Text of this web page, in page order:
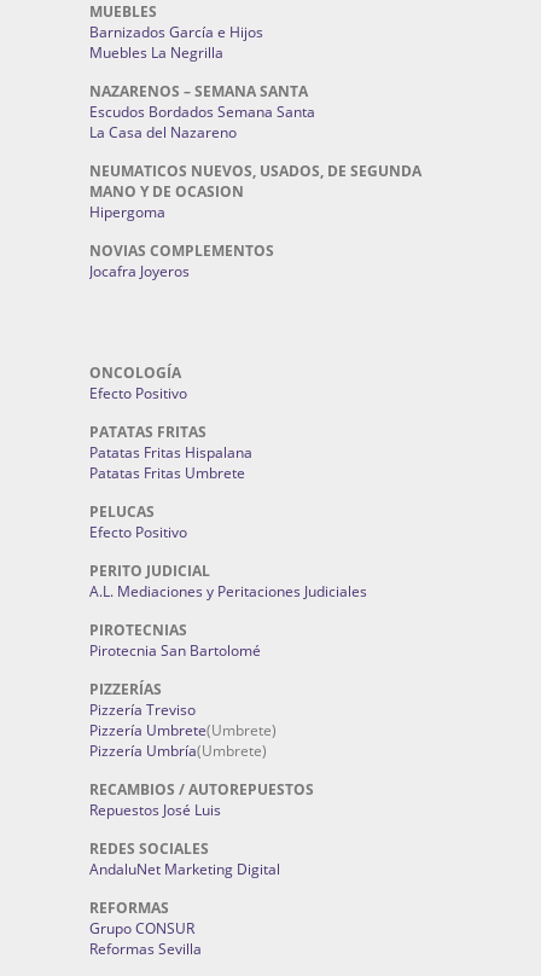
MUEBLES
Barnizados García e Hijos
Muebles La Negrilla
NAZARENOS – SEMANA SANTA
Escudos Bordados Semana Santa
La Casa del Nazareno
NEUMATICOS NUEVOS, USADOS, DE SEGUNDA
MANO Y DE OCASION
Hipergoma
NOVIAS COMPLEMENTOS
Jocafra Joyeros
ONCOLOGÍA
Efecto Positivo
PATATAS FRITAS
Patatas Fritas Hispalana
Patatas Fritas Umbrete
PELUCAS
Efecto Positivo
PERITO JUDICIAL
A.L. Mediaciones y Peritaciones Judiciales
PIROTECNIAS
Pirotecnia San Bartolomé
PIZZERÍAS
Pizzería Treviso
Pizzería Umbrete(Umbrete)
Pizzería Umbría(Umbrete)
RECAMBIOS / AUTOREPUESTOS
Repuestos José Luis
REDES SOCIALES
AndaluNet Marketing Digital
REFORMAS
Grupo CONSUR
Reformas Sevilla